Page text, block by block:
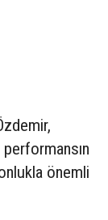
önemli